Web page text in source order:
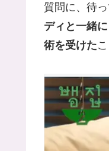
質問に、待
ディと一緒
術を受けた